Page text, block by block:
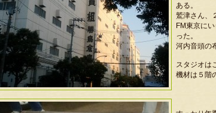
ある。
鷲津さん、
FM東京に
った。
河内音頭の
スタジオは
機材は５階